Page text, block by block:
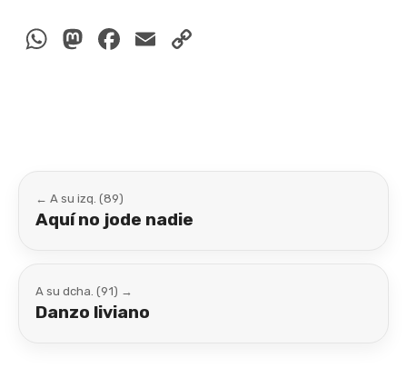
WhatsApp
Mastodon
Facebook
Email
← A su izq. (89)
Aquí no jode nadie
A su dcha. (91) →
Danzo liviano